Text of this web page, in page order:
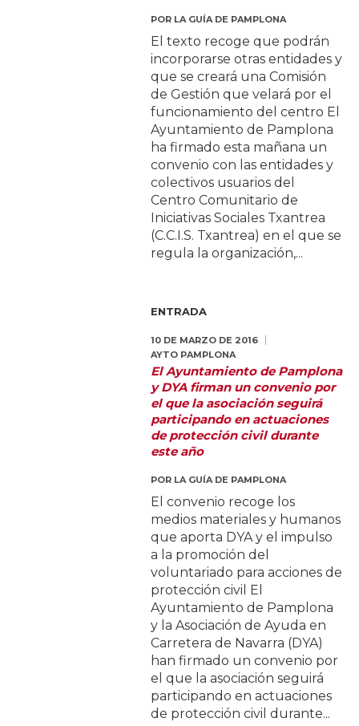
POR LA GUÍA DE PAMPLONA
El texto recoge que podrán
incorporarse otras entidades y
que se creará una Comisión
de Gestión que velará por el
funcionamiento del centro El
Ayuntamiento de Pamplona
ha firmado esta mañana un
convenio con las entidades y
colectivos usuarios del
Centro Comunitario de
Iniciativas Sociales Txantrea
(C.C.I.S. Txantrea) en el que se
regula la organización,...
ENTRADA
10 DE MARZO DE 2016
AYTO PAMPLONA
El Ayuntamiento de Pamplona
y DYA firman un convenio por
el que la asociación seguirá
participando en actuaciones
de protección civil durante
este año
POR LA GUÍA DE PAMPLONA
El convenio recoge los
medios materiales y humanos
que aporta DYA y el impulso
a la promoción del
voluntariado para acciones de
protección civil El
Ayuntamiento de Pamplona
y la Asociación de Ayuda en
Carretera de Navarra (DYA)
han firmado un convenio por
el que la asociación seguirá
participando en actuaciones
de protección civil durante...